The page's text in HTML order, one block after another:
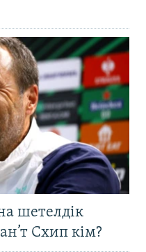
шетелдік
Схип кім?